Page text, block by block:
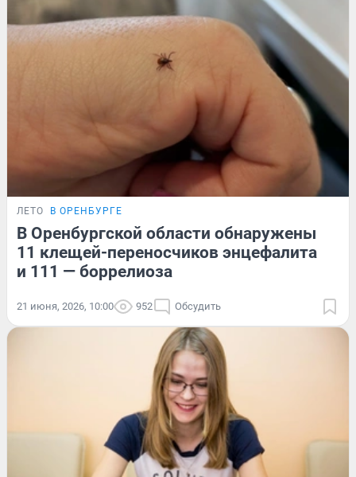
ЛЕТО В ОРЕНБУРГЕ
В Оренбургской области обнаружены
11 клещей-переносчиков энцефалита
и 111 — боррелиоза
21 июня, 2026, 10:00 952 Обсудить